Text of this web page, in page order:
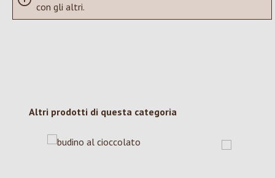
con gli altri.
Salta la galleria dei prodotti
Altri prodotti di questa categoria